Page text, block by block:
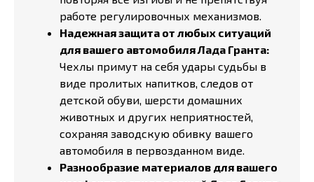
работе регулировочных механизмов.
Надежная защита от любых ситуаций
для вашего автомобиля Лада Гранта:
Чехлы примут на себя удары судьбы в
виде пролитых напитков, следов от
детской обуви, шерсти домашних
животных и других неприятностей,
сохраняя заводскую обивку вашего
автомобиля в первозданном виде.
Разнообразие материалов для вашего